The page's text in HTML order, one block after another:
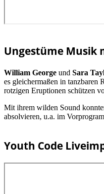
Ungestüme Musik
William George und Sara
es gleichermaßen in
rotzigen Eruptionen schützen
Mit ihrem wilden Sound
absolvieren, u.a. im
Youth Code